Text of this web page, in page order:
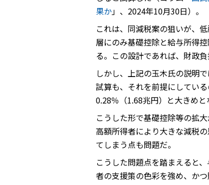
果か」、2024年10月30日）。
これは、同減税案の狙いが、
層にのみ基礎控除と給与所得
る。この設計であれば、財政負
しかし、上記の玉木氏の説明
試算も、それを前提にしてい
0.28％（1.68兆円）と大きめ
こうした形で基礎控除等の拡
高額所得者により大きな減税
てしまう点も問題だ。
こうした問題点を踏まえると
者の支援策の色彩を強め、か